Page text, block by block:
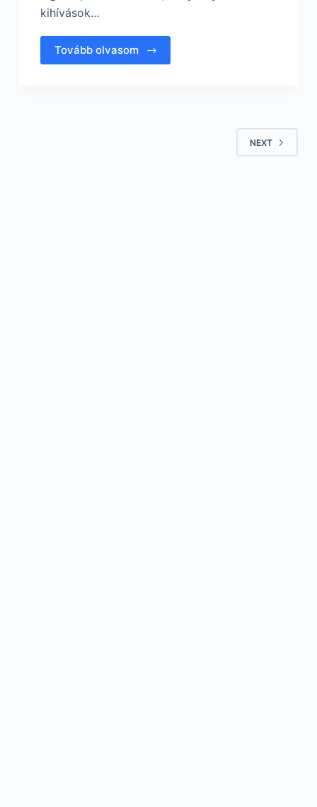
kihívások…
Tovább olvasom
NEXT